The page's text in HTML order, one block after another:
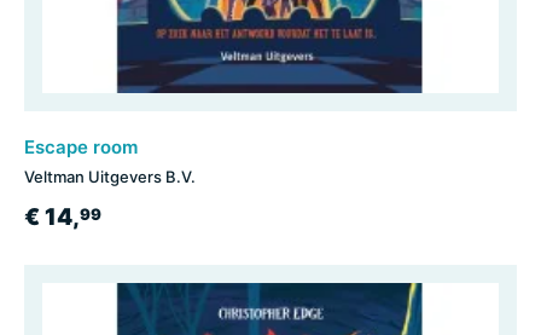
Escape room
Veltman Uitgevers B.V.
€ 14,99